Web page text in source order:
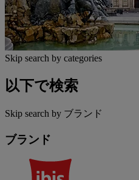
Skip search by categories
以下で検索
Skip search by ブランド
ブランド